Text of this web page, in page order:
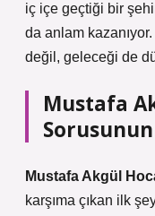
iç içe geçtiği bir
da anlam
değil, geleceği de
Mustafa
Mustafa Akgül
karşıma çıkan ilk